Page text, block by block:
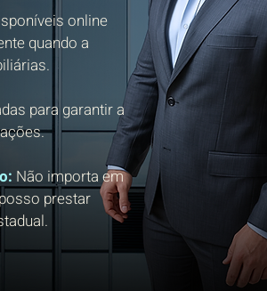
online
quando a
para garantir a
Não importa em
prestar